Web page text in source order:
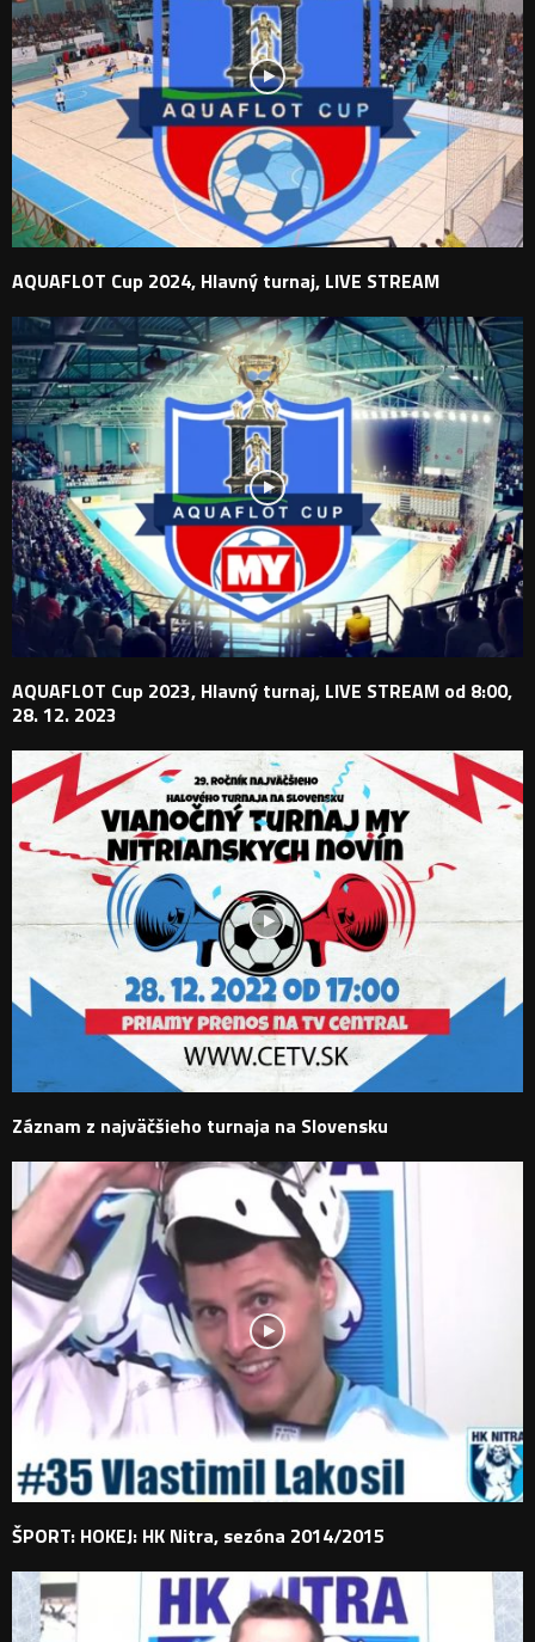
AQUAFLOT Cup 2024, Hlavný turnaj, LIVE STREAM
AQUAFLOT Cup 2023, Hlavný turnaj, LIVE STREAM od 8:00,
28. 12. 2023
Záznam z najväčšieho turnaja na Slovensku
ŠPORT: HOKEJ: HK Nitra, sezóna 2014/2015